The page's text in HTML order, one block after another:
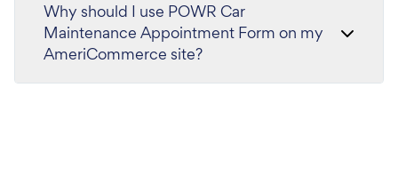
Why should I use POWR Car
Maintenance Appointment Form on my
AmeriCommerce site?